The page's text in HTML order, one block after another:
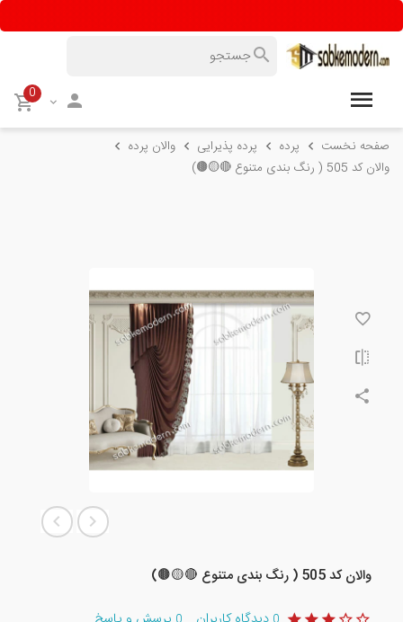
0
صفحه نخست پرده پرده پذیرایی
والان پرده
والان کد 505 ( رنگ بندی متنوع 🔴🟡🟤)
والان کد 505 ( رنگ بندی متنوع 🔴🟡🟤)